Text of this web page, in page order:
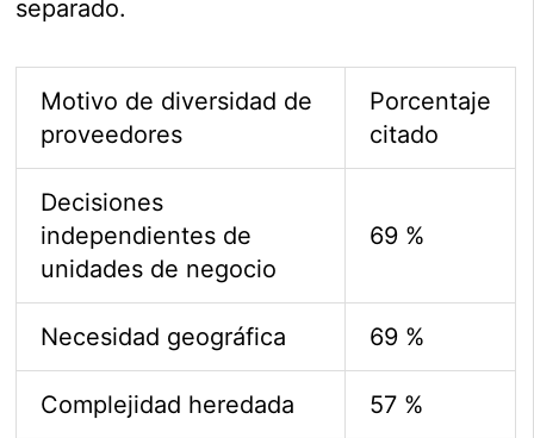
separado.
Motivo de diversidad de
proveedores
Porcentaje
citado
Decisiones
independientes de
unidades de negocio
69 %
Necesidad geográfica 69 %
Complejidad heredada
57 %